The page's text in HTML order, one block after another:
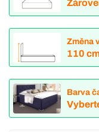
Změna
110
Barva